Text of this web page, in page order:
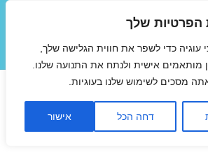
הפרטיות שלך
כדי לשפר את חווית הגלישה שלך,
מותאמים אישית ולנתח את התנועה שלנו.
מסכים לשימוש שלנו בעוגיות.
דחה הכל אישור
תפריטים
ווידג'טים
לבוקרשט